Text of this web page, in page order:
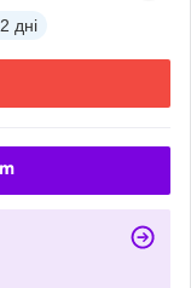
2 дні